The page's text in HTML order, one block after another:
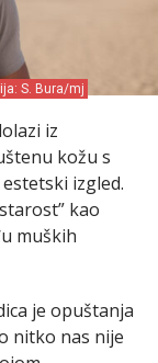
S. Bura/mj
iz
kožu s
izgled.
kao
muških
je opuštanja
nitko nas nije